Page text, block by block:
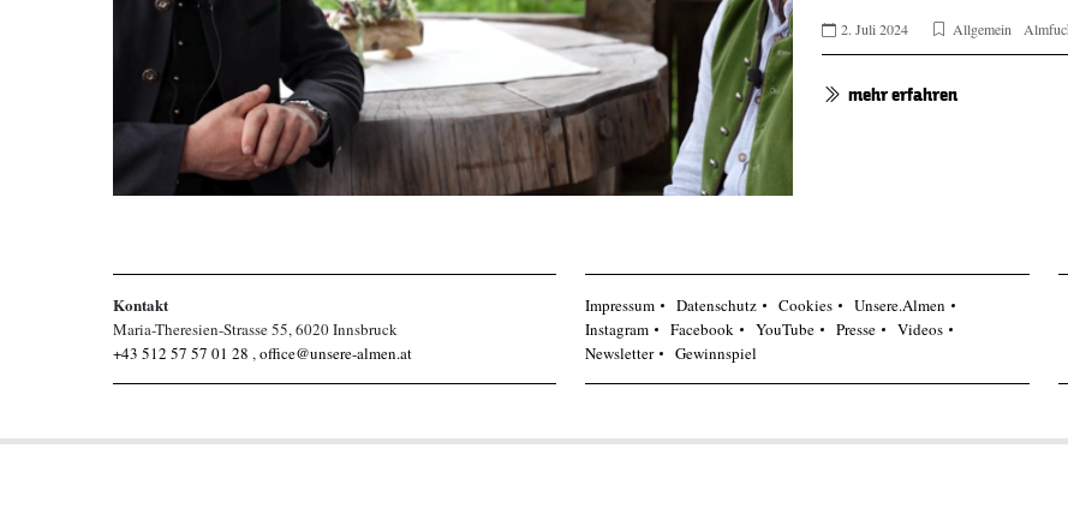
2. Juli 2024 Allgemein
mehr erfahren
Kontakt
Maria-Theresien-Strasse 55, 6020 Innsbruck
+43 512 57 57 01 28 , office@unsere-almen.at
Impressum Datenschutz Cookies
Unsere.Almen
Instagram
Facebook YouTube Presse
Videos
Newsletter
Gewinnspiel